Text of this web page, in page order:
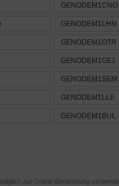
GENODEM1CNO
GENODEM1LHN
GENODEM1OTR
GENODEM1GE1
GENODEM1SEM
GENODEM1LLE
GENODEM1BUL
zur Online-Berechnung